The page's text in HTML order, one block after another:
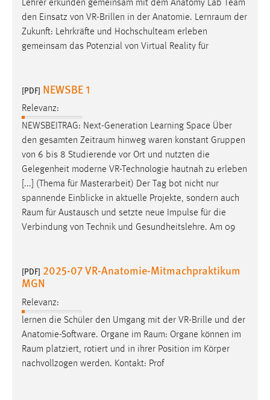
Lehrer erkunden gemeinsam mit dem Anatomy Lab Team
den Einsatz von VR-Brillen in der Anatomie. Lernraum der
Zukunft: Lehrkräfte und Hochschulteam erleben
gemeinsam das Potenzial von Virtual Reality für
[PDF] NEWSBE 1
Relevanz:
NEWSBEITRAG: Next-Generation Learning Space Über
den gesamten Zeitraum hinweg waren konstant Gruppen
von 6 bis 8 Studierende vor Ort und nutzten die
Gelegenheit moderne VR-Technologie hautnah zu erleben
[...] (Thema für Masterarbeit) Der Tag bot nicht nur
spannende Einblicke in aktuelle Projekte, sondern auch
Raum für Austausch und setzte neue Impulse für die
Verbindung von Technik und Gesundheitslehre. Am 09
[PDF] 2025-07 VR-Anatomie-Mitmachpraktikum
MGN
Relevanz:
lernen die Schüler den Umgang mit der VR-Brille und der
Anatomie-Software. Organe im Raum: Organe können im
Raum platziert, rotiert und in ihrer Position im Körper
nachvollzogen werden. Kontakt: Prof
Conversion-Tracking
Cookie Laufzeit:
3 Monate
Facebook Pixel
Name:
_fbp
Anbieter:
Facebook
Zweck:
Cookie Laufzeit:
3 Monate
EXTERNE MEDIEN
Plattformen anzeigen zu können, werden von diesen
externen Medien Cookies gesetzt.
YouTube